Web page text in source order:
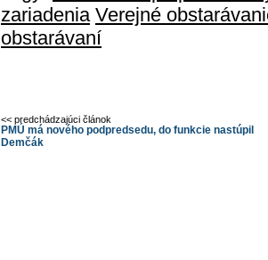
zariadenia Verejné
obstarávaní
<< predchádzajúci článok
PMÚ má nového podpredsedu, do funkcie nastúpil
Demčák